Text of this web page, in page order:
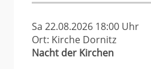
Sa 22.08.2026 18:00 Uhr
Ort: Kirche Dornitz
Nacht der Kirchen